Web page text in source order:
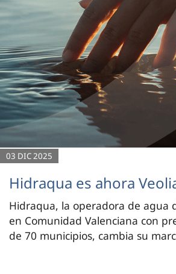
03 DIC 2025
Hidraqua es ahora
Hidraqua, la operadora de agua
en Comunidad Valenciana con
de 70 municipios, cambia su